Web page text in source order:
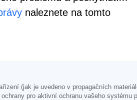
naleznete na tomto
(jak je uvedeno v propagačních
pro aktivní ochranu vašeho systému